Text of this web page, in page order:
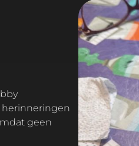
herinneringen
geen